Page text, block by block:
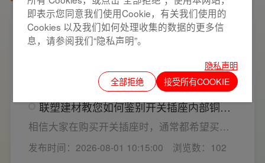
家用开关电气套装选购要点，开关插座“七
看”甄选技巧
决定居家用电的安全性与实用性，选材好坏影
响着长期居住体验。想要一站式搞定全屋电气
选材，选对一套靠谱的家用开关电气套装尤为
关键。联塑建材总结专业选购“七看”技巧，帮大
家精准避坑，挑选安全耐用的开关插座产品。
发布时间：2026-08-01 10:26:09 浏览数：207
联塑建材教您如何鉴别开关插座内部铜片
质量
相信大家在购买开关插座时，通常都希望买到
一款寿命长，质量好的产品，那么对于开关插
座而言，其里面的铜片好坏就直接决定了它的
发布时间：2026-08-01 10:15:00 浏览数：102
即表示您同意我们使用Cookie，有关我们使用的
Cookies 以及我们如何处理收集的数据的更多信
息，请参阅我们“隐私声明”。
隐私声明
全部拒绝
接受所有COOKIE